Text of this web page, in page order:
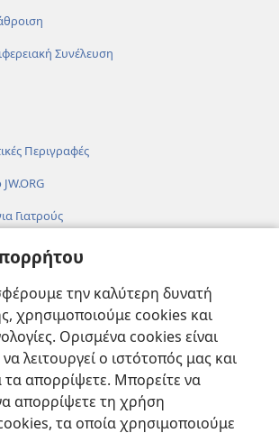
την καλύτερη δυνατή
χρησιμοποιούμε cookies και
Ορισμένα cookies είναι
λειτουργεί ο ιστότοπός μας και
τα απορρίψετε. Μπορείτε να
απορρίψετε τη χρήση
τα οποία χρησιμοποιούμε
Συνέλευση
Περιγραφές
Γιατρούς
Επίσημους Φορείς και ΜΜΕ
της Σκοπιάς™